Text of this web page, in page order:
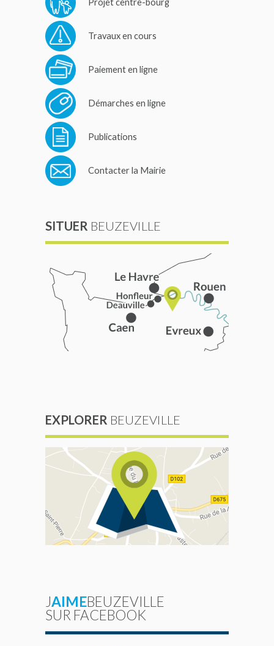
Projet centre-bourg
Travaux en cours
Paiement en ligne
Démarches en ligne
Publications
Contacter la Mairie
SITUER BEUZEVILLE
EXPLORER BEUZEVILLE
JAIMEBEUZEVILLE
SUR FACEBOOK